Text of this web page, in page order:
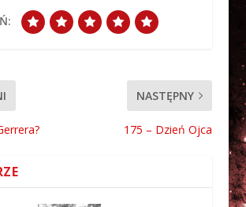
NASTĘPNY
175 – Dzień Ojca